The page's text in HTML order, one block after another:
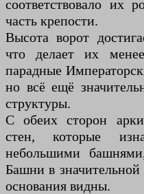
соответствовало
часть крепости.
Высота ворот
что делает их
парадные
но всё ещё
структуры.
С обеих сторон
стен, которые
небольшими
Башни в
основания видны.